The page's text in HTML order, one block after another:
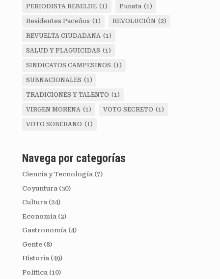
PERIODISTA REBELDE (1) Punata (1)
Residentes Paceños (1) REVOLUCIÓN (2)
REVUELTA CIUDADANA (1)
SALUD Y PLAGUICIDAS (1)
SINDICATOS CAMPESINOS (1)
SUBNACIONALES (1)
TRADICIONES Y TALENTO (1)
VIRGEN MORENA (1) VOTO SECRETO (1)
VOTO SOBERANO (1)
Navega por categorías
Ciencia y Tecnología(7)
Coyuntura (30)
Cultura(24)
Economía (2)
Gastronomía(4)
Gente(8)
Historia(49)
Politica (10)